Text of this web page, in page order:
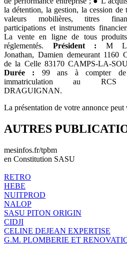
la détention, la gestion, la cession de
valeurs mobilières, titres
participations et instruments
La vente en ligne de tous
réglementés. Président : M
Jonathan, Damien demeurant 1160
de la Celle 83170 CAMPS-LA-
Durée : 99 ans à compter
immatriculation au
DRAGUIGNAN.
La présentation de votre annonce
AUTRES
mesinfos.fr/tpbm
en Constitution SASU
RETRO
HEBE
NUITPROD
NALOP
SASU PITON ORIGIN
CIDJI
CELINE DEJEAN EXPERTISE
G.M. PLOMBERIE ET